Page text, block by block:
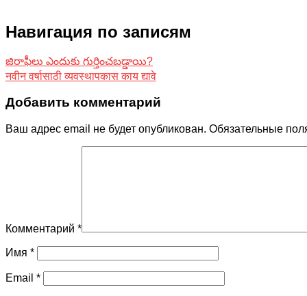
Навигация по записям
జిరాఫీలు ఎందుకు గుర్తించబడ్డాయి?
नवीन वर्षासाठी व्यवस्थापकास काय द्यावे
Добавить комментарий
Ваш адрес email не будет опубликован. Обязательные
Комментарий *
Имя *
Email *